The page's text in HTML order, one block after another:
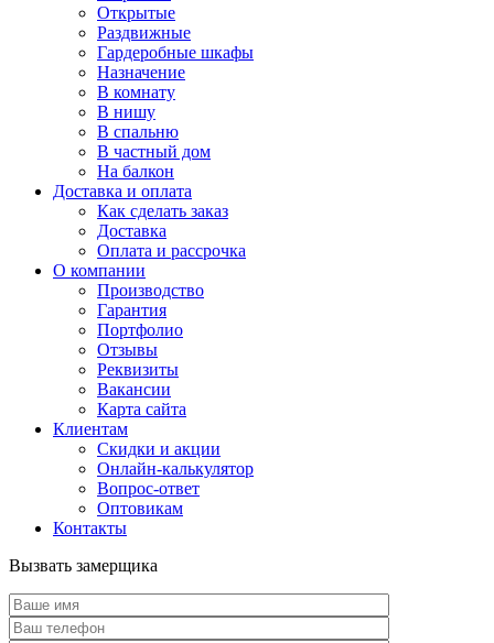
Открытые
Раздвижные
Гардеробные шкафы
Назначение
В комнату
В нишу
В спальню
В частный дом
На балкон
Доставка и оплата
Как сделать заказ
Доставка
Оплата и рассрочка
О компании
Производство
Гарантия
Портфолио
Отзывы
Реквизиты
Вакансии
Карта сайта
Клиентам
Скидки и акции
Онлайн-калькулятор
Вопрос-ответ
Оптовикам
Контакты
Вызвать замерщика